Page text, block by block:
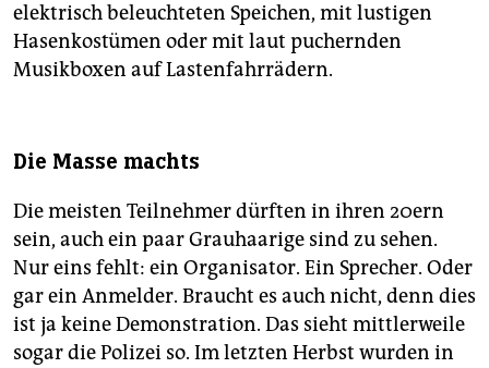
Leipzig, 18 Uhr, Augustusplatz
Nürnberg, 18 Uhr, Opernhaus
Paderborn
, 18 Uhr, Hbf
Weitere Orte:
Auch in Dortmund Düsseldorf
Frankfurt a. M .,München,Stuttgart ,Wuppertalgibt
es Critical-Mass-Gruppen, sie treffen sich aber an
anderen Tagen im Monat. Eine Übersicht findet man
unterwww.critical-mass.de. Infos zur weltweiten
Bewegung unter criticalmass.wikia.com
elektrisch beleuchteten Speichen, mit lustigen
Hasenkostümen oder mit laut puchernden
Musikboxen auf Lastenfahrrädern.
Die Masse machts
Die meisten Teilnehmer dürften in ihren 20ern
sein, auch ein paar Grauhaarige sind zu sehen.
Nur eins fehlt: ein Organisator. Ein Sprecher. Oder
gar ein Anmelder. Braucht es auch nicht, denn dies
ist ja keine Demonstration. Das sieht mittlerweile
sogar die Polizei so. Im letzten Herbst wurden in